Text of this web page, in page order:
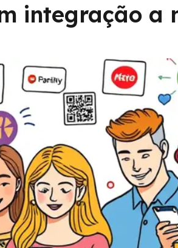
integração a